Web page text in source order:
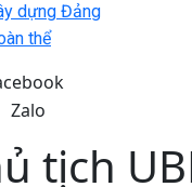
dựng Đảng
thể
Zalo
tịch